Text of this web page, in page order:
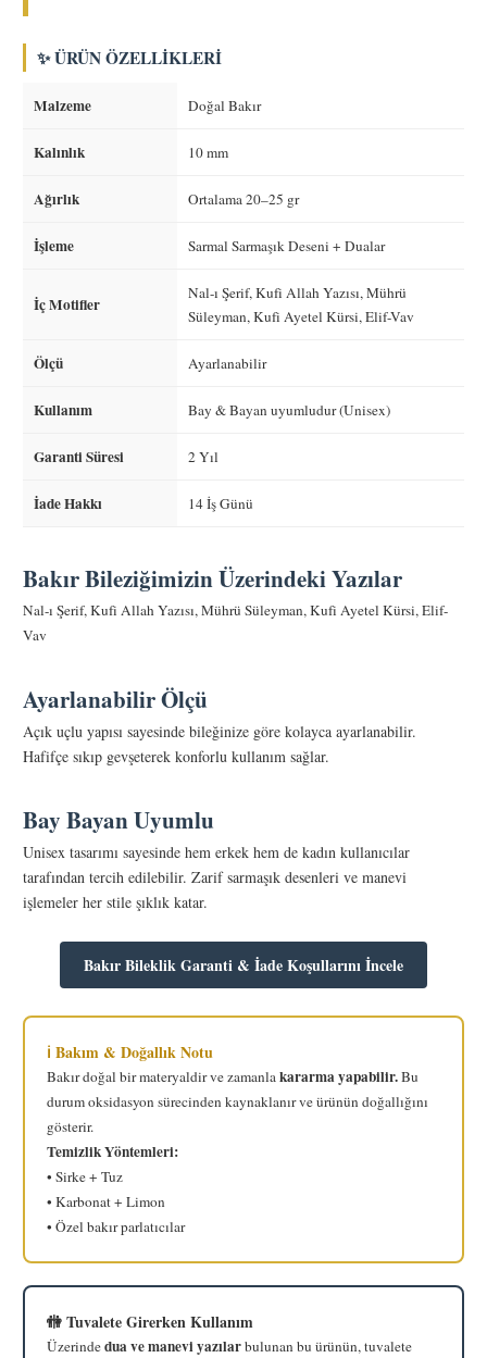
✨ ÜRÜN ÖZELLIKLERI
Malzeme Doğal Bakır
Kalınlık 10 mm
Ağırlık Ortalama 20–25 gr
İşleme Sarmal Sarmaşık Deseni + Dualar
İç Motifler
Nal-ı Şerif, Kufi Allah Yazısı, Mührü
Süleyman, Kufi Ayetel Kürsi, Elif-Vav
Ölçü Ayarlanabilir
Kullanım Bay & Bayan uyumludur (Unisex)
Garanti Süresi 2 Yıl
İade Hakkı 14 İş Günü
Bakır Bileziğimizin Üzerindeki Yazılar
Nal-ı Şerif, Kufi Allah Yazısı, Mührü Süleyman, Kufi Ayetel Kürsi, Elif-
Vav
Ayarlanabilir Ölçü
Açık uçlu yapısı sayesinde bileğinize göre kolayca ayarlanabilir.
Hafifçe sıkıp gevşeterek konforlu kullanım sağlar.
Bay Bayan Uyumlu
Unisex tasarımı sayesinde hem erkek hem de kadın kullanıcılar
tarafından tercih edilebilir. Zarif sarmaşık desenleri ve manevi
işlemeler her stile şıklık katar.
Bakır Bileklik Garanti & İade Koşullarını İncele
ℹ️ Bakım & Doğallık Notu
Bakır doğal bir materyaldir ve zamanlakararma yapabilir.Bu
durum oksidasyon sürecinden kaynaklanır ve ürünün doğallığını
gösterir.
Temizlik Yöntemleri:
• Sirke + Tuz
• Karbonat + Limon
• Özel bakır parlatıcılar
🚻 Tuvalete Girerken Kullanım
Üzerindedua ve manevi yazılarbulunan bu ürünün, tuvalete